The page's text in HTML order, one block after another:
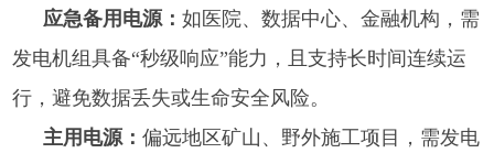
应急备用电源：如医院、数据中心、金融机构，需
发电机组具备“秒级响应”能力，且支持长时间连续运
行，避免数据丢失或生命安全风险。
主用电源：偏远地区矿山、野外施工项目，需发电